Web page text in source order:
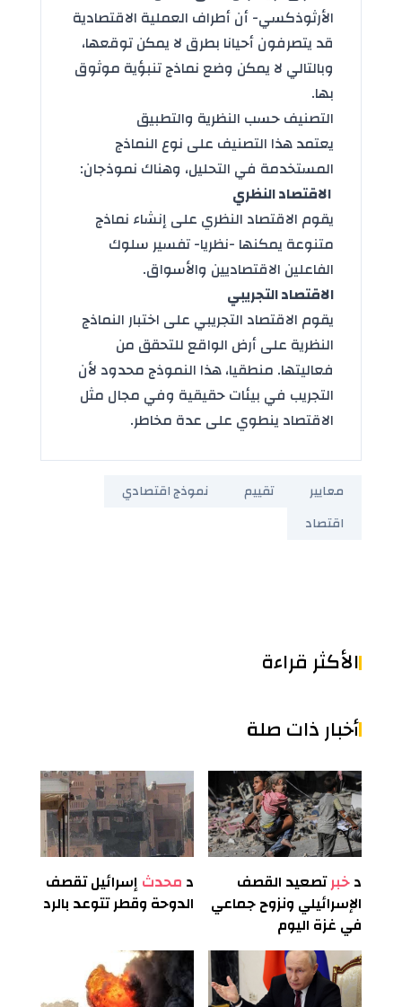
الأرثوذكسي- أن أطراف العملية الاقتصادية
قد يتصرفون أحيانا بطرق لا يمكن توقعها،
وبالتالي لا يمكن وضع نماذج تنبؤية موثوق
بها.
التصنيف حسب النظرية والتطبيق
يعتمد هذا التصنيف على نوع النماذج
المستخدمة في التحليل، وهناك نموذجان:
الاقتصاد النظري
يقوم الاقتصاد النظري على إنشاء نماذج
متنوعة يمكنها -نظريا- تفسير سلوك
الفاعلين الاقتصاديين والأسواق.
الاقتصاد التجريبي
يقوم الاقتصاد التجريبي على اختبار النماذج
النظرية على أرض الواقع للتحقق من
فعاليتها. منطقيا، هذا النموذج محدود لأن
التجريب في بيئات حقيقية وفي مجال مثل
الاقتصاد ينطوي على عدة مخاطر.
معايير تقييم
نموذج اقتصادي
اقتصاد
الأكثر قراءة
أخبار ذات صلة
دخبرتصعيد القصف
الإسرائيلي ونزوح جماعي
في غزة اليوم
د محدثإسرائيل تقصف
الدوحة وقطر تتوعد بالرد